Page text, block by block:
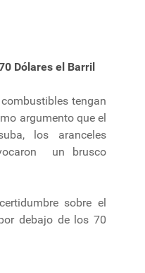
Dólares el Barril
tengan
argumento que el
los aranceles
un brusco
sobre el
debajo de los 70